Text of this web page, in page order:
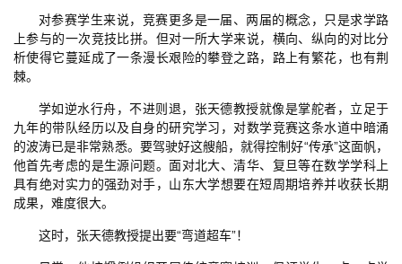
对参赛学生来说，竞赛更多是一届、两届的概念，只是求学路
上参与的一次竞技比拼。但对一所大学来说，横向、纵向的对比分
析使得它蔓延成了一条漫长艰险的攀登之路，路上有繁花，也有荆
棘。
学如逆水行舟，不进则退，张天德教授就像是掌舵者，立足于
九年的带队经历以及自身的研究学习，对数学竞赛这条水道中暗涌
的波涛已是非常熟悉。要驾驶好这艘船，就得控制好“传承”这面帆，
他首先考虑的是生源问题。面对北大、清华、复旦等在数学学科上
具有绝对实力的强劲对手，山东大学想要在短周期培养并收获长期
成果，难度很大。
这时，张天德教授提出要“弯道超车”！